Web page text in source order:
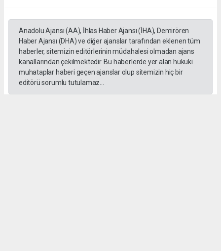
Anadolu Ajansı (AA), İhlas Haber Ajansı (İHA), Demirören
Haber Ajansı (DHA) ve diğer ajanslar tarafından eklenen tüm
haberler, sitemizin editörlerinin müdahalesi olmadan ajans
kanallarından çekilmektedir. Bu haberlerde yer alan hukuki
muhataplar haberi geçen ajanslar olup sitemizin hiç bir
editörü sorumlu tutulamaz...